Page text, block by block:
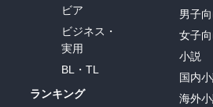
ビア
ビジネス・
実用
BL・TL
ランキング
男子
女子
小説
国内
海外